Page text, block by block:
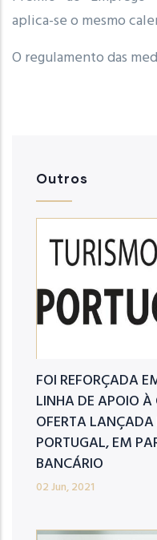
aplica-se o mesmo
O regulamento das
Outros
FOI REFORÇADA
LINHA DE APOIO
OFERTA
PORTUGAL, EM
BANCÁRIO
02 Jun, 2021